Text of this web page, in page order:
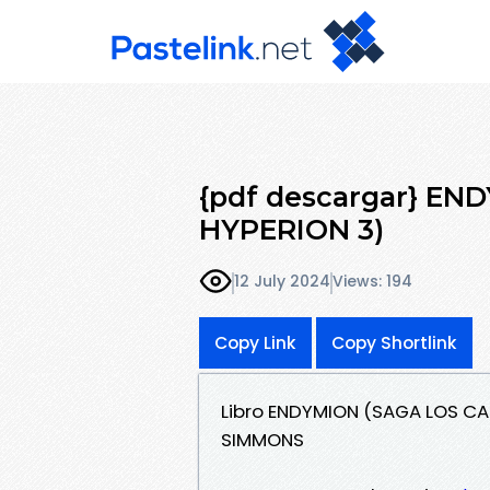
{pdf descargar}
HYPERION 3)
12 July 2024Views: 194
Copy Link Copy Shortlink
Libro ENDYMION (SAGA LOS
SIMMONS